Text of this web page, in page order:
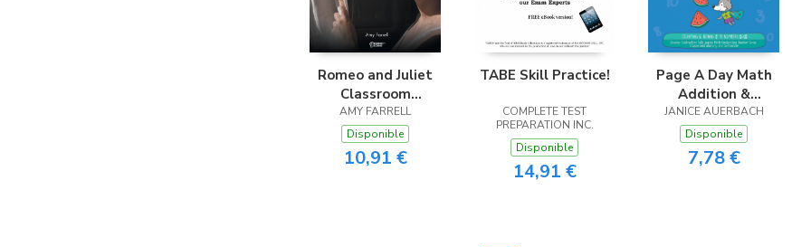
Romeo and Juliet
Classroom
Questions
AMY FARRELL
Disponible
10,91 €
TABE Skill Practice!
COMPLETE TEST
PREPARATION INC.
Disponible
14,91 €
Page A Day Math
Addition &
Counting Book 2
JANICE AUERBACH
Disponible
7,78 €